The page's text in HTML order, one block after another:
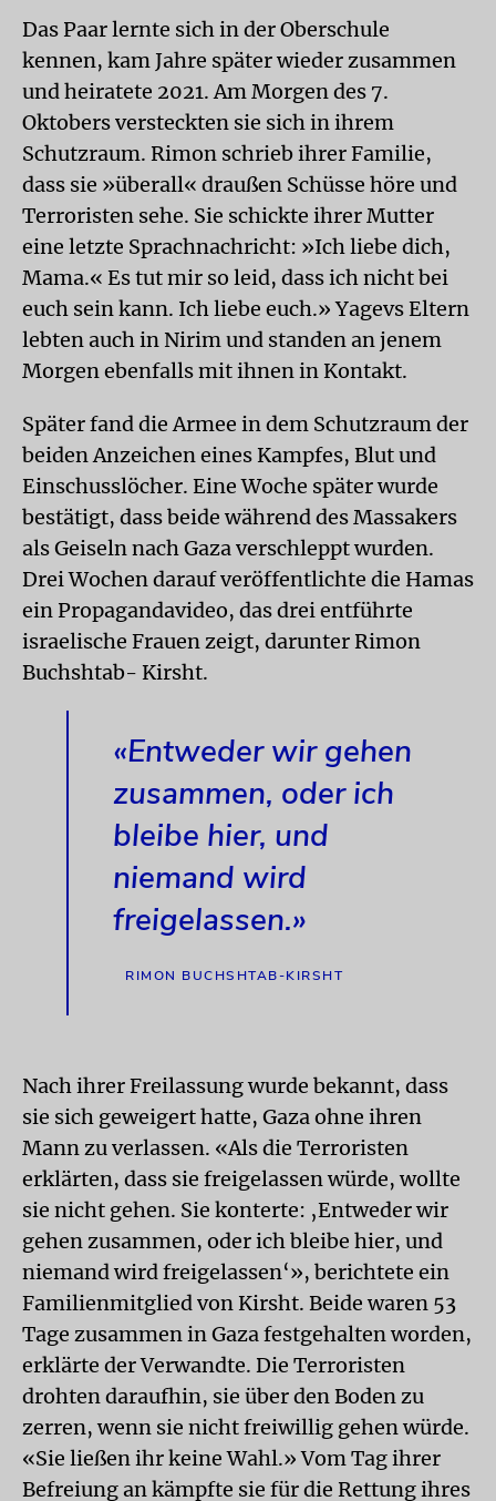
Das Paar lernte sich in der Oberschule
kennen, kam Jahre später wieder zusammen
und heiratete 2021. Am Morgen des 7.
Oktobers versteckten sie sich in ihrem
Schutzraum. Rimon schrieb ihrer Familie,
dass sie »überall« draußen Schüsse höre und
Terroristen sehe. Sie schickte ihrer Mutter
eine letzte Sprachnachricht: »Ich liebe dich,
Mama.« Es tut mir so leid, dass ich nicht bei
euch sein kann. Ich liebe euch.» Yagevs Eltern
lebten auch in Nirim und standen an jenem
Morgen ebenfalls mit ihnen in Kontakt.
Später fand die Armee in dem Schutzraum der
beiden Anzeichen eines Kampfes, Blut und
Einschusslöcher. Eine Woche später wurde
bestätigt, dass beide während des Massakers
als Geiseln nach Gaza verschleppt wurden.
Drei Wochen darauf veröffentlichte die Hamas
ein Propagandavideo, das drei entführte
israelische Frauen zeigt, darunter Rimon
Buchshtab- Kirsht.
«Entweder wir gehen
zusammen, oder ich
bleibe hier, und
niemand wird
freigelassen.»
RIMON BUCHSHTAB-KIRSHT
Nach ihrer Freilassung wurde bekannt, dass
sie sich geweigert hatte, Gaza ohne ihren
Mann zu verlassen. «Als die Terroristen
erklärten, dass sie freigelassen würde, wollte
sie nicht gehen. Sie konterte: ‚Entweder wir
gehen zusammen, oder ich bleibe hier, und
niemand wird freigelassen‘», berichtete ein
Familienmitglied von Kirsht. Beide waren 53
Tage zusammen in Gaza festgehalten worden,
erklärte der Verwandte. Die Terroristen
drohten daraufhin, sie über den Boden zu
zerren, wenn sie nicht freiwillig gehen würde.
«Sie ließen ihr keine Wahl.» Vom Tag ihrer
Befreiung an kämpfte sie für die Rettung ihres